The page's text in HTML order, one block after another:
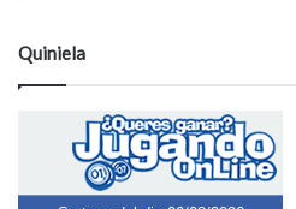
Quiniela